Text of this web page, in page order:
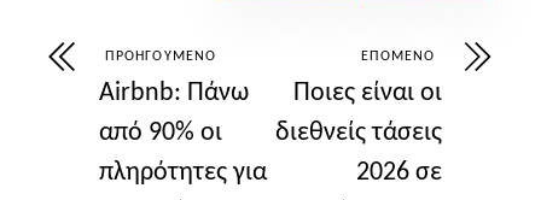
ΠΡΟΗΓΟΎΜΕΝΟ
Airbnb: Πάνω
από 90% οι
πληρότητες για
ΕΠΌΜΕΝΟ
Ποιες είναι οι
διεθνείς τάσεις
2026 σε